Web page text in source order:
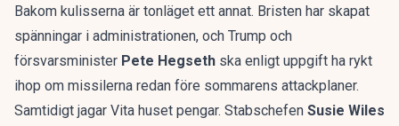
Bakom kulisserna är tonläget ett annat. Bristen har skapat
spänningar i administrationen, och Trump och
försvarsminister Pete Hegseth ska enligt uppgift ha rykt
ihop om missilerna redan före sommarens attackplaner.
Samtidigt jagar Vita huset pengar. Stabschefen Susie Wiles